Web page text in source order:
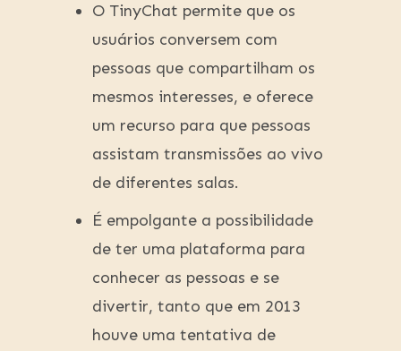
O TinyChat permite que os
usuários conversem com
pessoas que compartilham os
mesmos interesses, e oferece
um recurso para que pessoas
assistam transmissões ao vivo
de diferentes salas.
É empolgante a possibilidade
de ter uma plataforma para
conhecer as pessoas e se
divertir, tanto que em 2013
houve uma tentativa de